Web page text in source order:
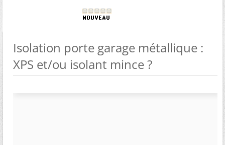
Isolation porte garage métallique :
XPS et/ou isolant mince ?